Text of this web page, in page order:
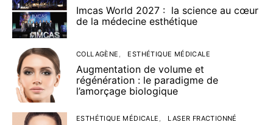
Imcas World 2027 : la science au cœur
de la médecine esthétique
COLLAGÈNE ESTHÉTIQUE MÉDICALE
Augmentation de volume et
régénération : le paradigme de
l’amorçage biologique
ESTHÉTIQUE MÉDICALE LASER FRACTIONNÉ